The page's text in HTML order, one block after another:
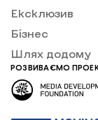
Ексклюзив
Бізнес
Шлях додому
РОЗВИВАЄМО